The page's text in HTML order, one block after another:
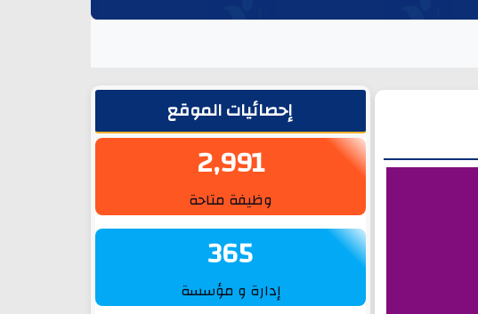
الشريط الجانبيإحصائيات الموقع
2,991
وظيفة متاحة
365
إدارة و مؤسسة